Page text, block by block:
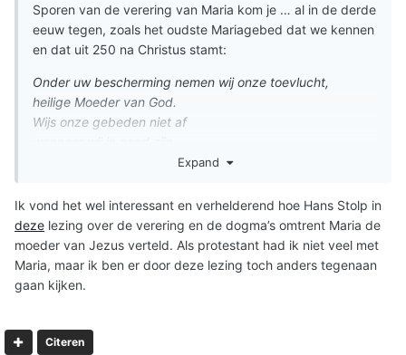
Sporen van de verering van Maria kom je … al in de derde
eeuw tegen, zoals het oudste Mariagebed dat we kennen
en dat uit 250 na Christus stamt:
Onder uw bescherming nemen wij onze toevlucht,
heilige Moeder van God.
Wijs onze gebeden niet af
maar verlos ons altijd uit alle gevaren,
Hiern wordt zij al Moeder van God en de Maagd genoemd
en om voorspraak en bescherming gebeden.
Er zijn in principe geen totaal nieuwe dogma's
afgekondigd. Elk dogma is een vaststelling, verdieping en
dwaalleraren werd betwist. Net zoals Paulus in zijn
brieven ook dwaalleraren bestrijdt door nogmaals het
Expand
Ik vond het wel interessant en verhelderend hoe Hans Stolp in
deze lezing over de verering en de dogma’s omtrent Maria de
moeder van Jezus verteld. Als protestant had ik niet veel met
Maria, maar ik ben er door deze lezing toch anders tegenaan
gaan kijken.
Citeren